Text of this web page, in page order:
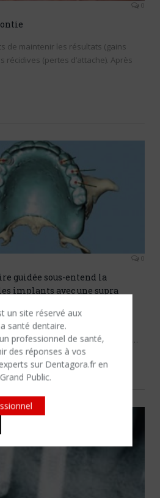
un site réservé aux
santé dentaire.
professionnel de santé,
des réponses à vos
sur Dentagora.fr en
Public.
0
de maintenir les résultats (gains
récidives (pertes d’attache). Après
0
guidée sous-entend la
implants avec une supra
Branemark décrit en 1977, nous
enfouis durant une période de…